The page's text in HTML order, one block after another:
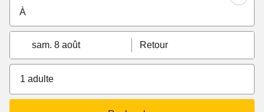
sam. 8 août Retour
1 adulte